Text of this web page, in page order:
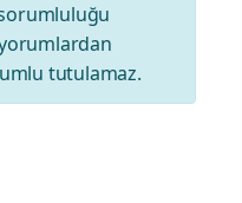
tutulamaz.